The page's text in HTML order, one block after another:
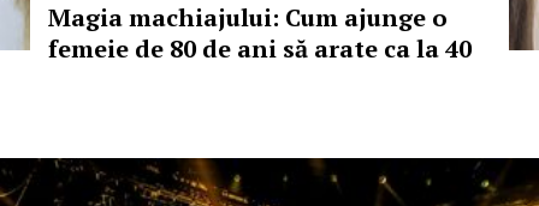
Magia machiajului: Cum ajunge o
femeie de 80 de ani să arate ca la 40